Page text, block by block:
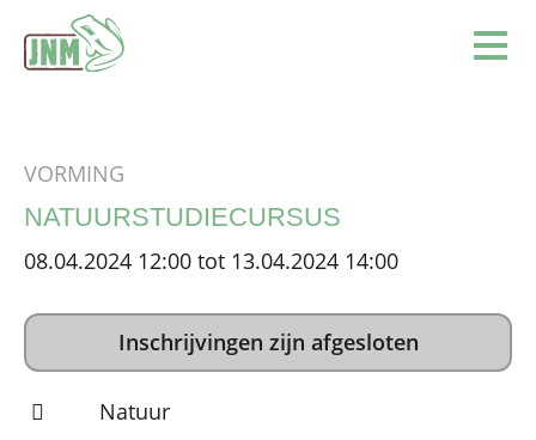
VORMING
NATUURSTUDIECURSUS
08.04.2024 12:00 tot 13.04.2024 14:00
Inschrijvingen zijn afgesloten
Natuur